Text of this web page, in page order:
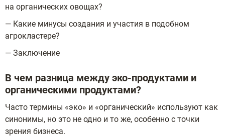
на органических овощах?
— Какие минусы создания и участия в подобном
агрокластере?
— Заключение
В чем разница между эко-продуктами и
органическими продуктами?
Часто термины «эко» и «органический» используют как
синонимы, но это не одно и то же, особенно с точки
зрения бизнеса.